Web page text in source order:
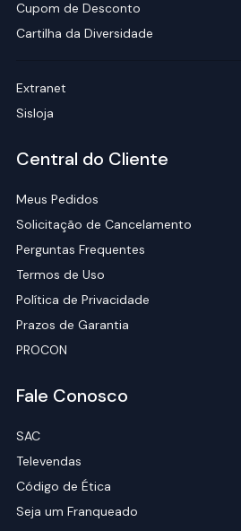
Cupom de Desconto
Cartilha da Diversidade
Extranet
Sisloja
Central do Cliente
Meus Pedidos
Solicitação de Cancelamento
Perguntas Frequentes
Termos de Uso
Política de Privacidade
Prazos de Garantia
PROCON
Fale Conosco
SAC
Televendas
Código de Ética
Seja um Franqueado